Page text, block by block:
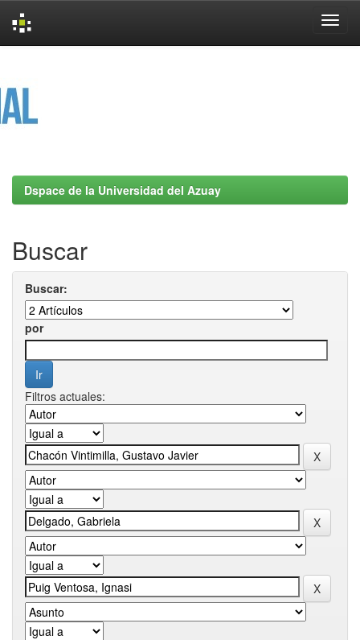
Dspace de la Universidad del Azuay
Buscar
Buscar:
por
Filtros actuales: